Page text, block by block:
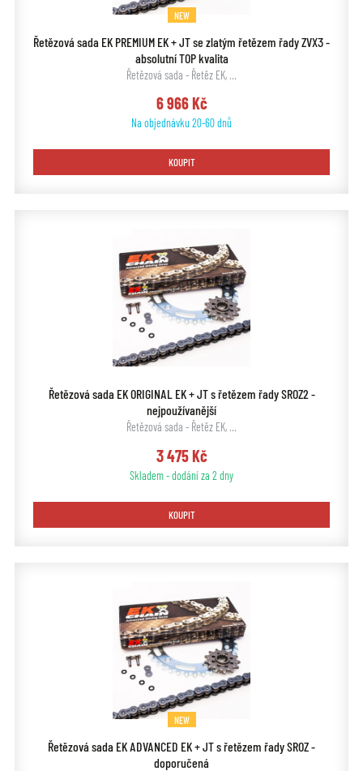
Řetězová sada EK PREMIUM EK + JT se zlatým řetězem řady ZVX3 -
absolutní TOP kvalita
Řetězová sada - Řetěz EK, …
NEW
6 966 Kč
Na objednávku 20-60 dnů
KOUPIT
Řetězová sada EK ORIGINAL EK + JT s řetězem řady SROZ2 -
nejpoužívanější
Řetězová sada - Řetěz EK, …
3 475 Kč
Skladem - dodání za 2 dny
KOUPIT
Řetězová sada EK ADVANCED EK + JT s řetězem řady SROZ -
doporučená
NEW